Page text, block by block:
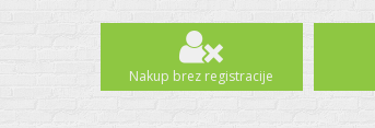
Nakup brez registracije